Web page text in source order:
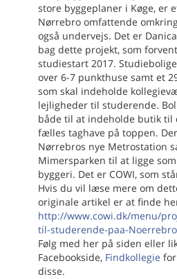
store byggeplaner i Køge, er
Nørrebro omfattende
også undervejs. Det er
bag dette projekt, som
studiestart 2017.
over 6-7 punkthuse samt et
som skal indeholde
lejligheder til studerende.
både til at indeholde butik til
fælles taghave på toppen.
Nørrebros nye Metrostation
Mimersparken til at ligge
byggeri. Det er COWI, som
Hvis du vil læse mere om
originale artikel er at finde
http://www.cowi.dk/menu/
til-studerende-paa-
Følg med her på siden eller
Facebookside, Findkollegie
disse.